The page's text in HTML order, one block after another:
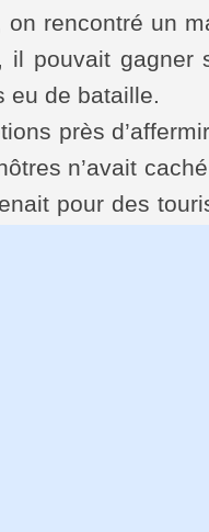
on rencontré un
il pouvait gagner
eu de bataille.
près
n’avait
pour des